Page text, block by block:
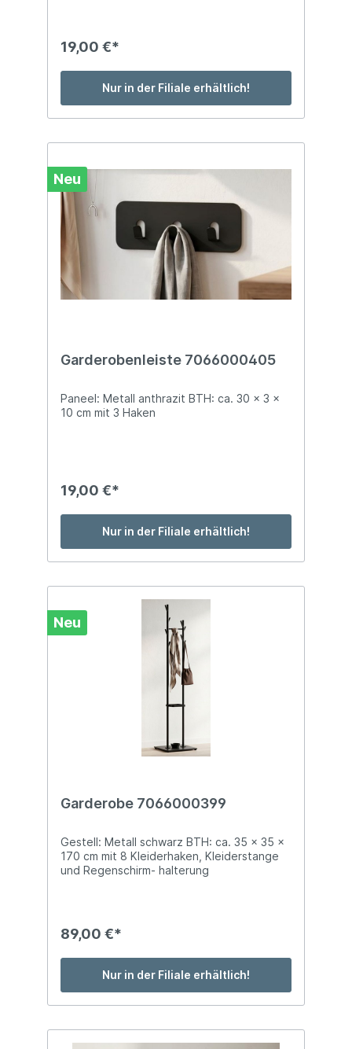
19,00 €*
Nur in der Filiale erhältlich!
Neu
Garderobenleiste 7066000405
Paneel: Metall anthrazit BTH: ca. 30 x 3 x
10 cm mit 3 Haken
19,00 €*
Nur in der Filiale erhältlich!
Neu
Garderobe 7066000399
Gestell: Metall schwarz BTH: ca. 35 x 35 x
170 cm mit 8 Kleiderhaken, Kleiderstange
und Regenschirm- halterung
89,00 €*
Nur in der Filiale erhältlich!